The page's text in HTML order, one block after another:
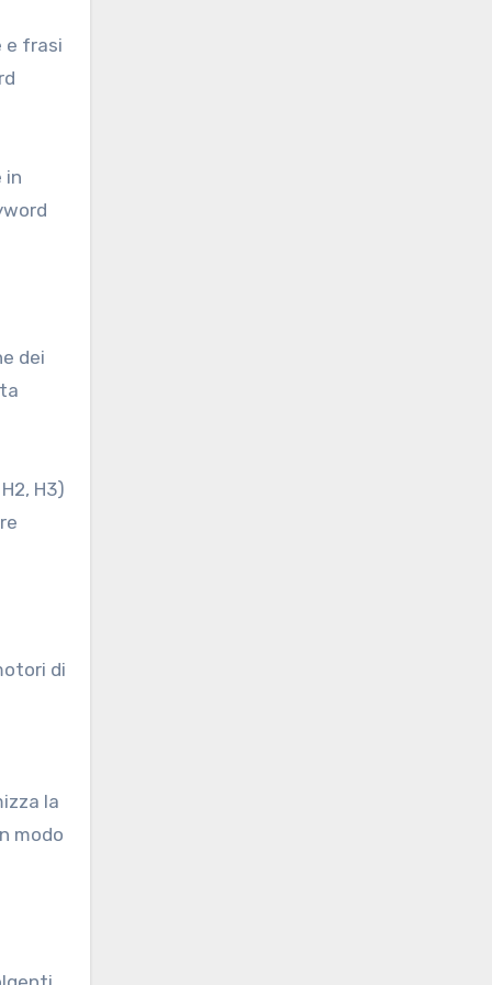
e frasi
in
dei
H3)
di
la
modo